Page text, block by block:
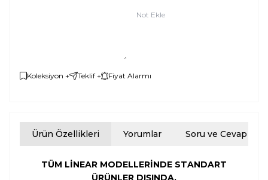
Not Ekle
Koleksiyon + Teklif + Fiyat Alarmı
Ürün Özellikleri Yorumlar Soru ve Cevap
TÜM LİNEAR MODELLERİNDE STANDART
ÜRÜNLER DIŞINDA,